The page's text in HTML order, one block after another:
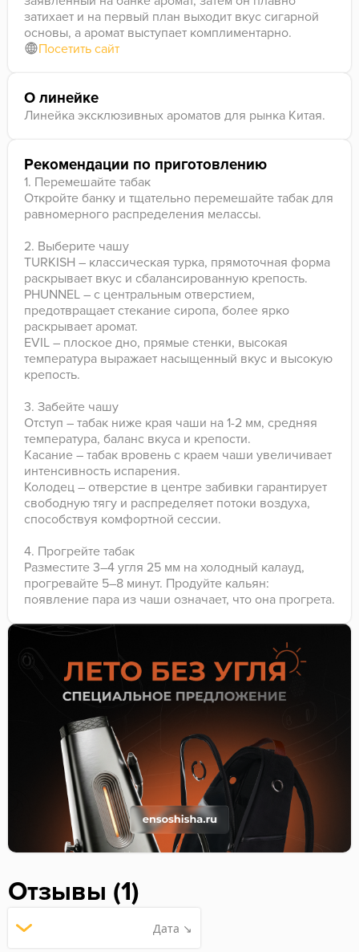
затихает и на первый план выходит вкус сигарной
основы, а аромат выступает комплиментарно.
Посетить сайт
О линейке
Линейка эксклюзивных ароматов для рынка Китая.
Рекомендации по приготовлению
1. Перемешайте табак
Откройте банку и тщательно перемешайте табак для
равномерного распределения мелассы.
2. Выберите чашу
TURKISH – классическая турка, прямоточная форма
раскрывает вкус и сбалансированную крепость.
PHUNNEL – с центральным отверстием,
предотвращает стекание сиропа, более ярко
раскрывает аромат.
EVIL – плоское дно, прямые стенки, высокая
температура выражает насыщенный вкус и высокую
крепость.
3. Забейте чашу
Отступ – табак ниже края чаши на 1-2 мм, средняя
температура, баланс вкуса и крепости.
Касание – табак вровень с краем чаши увеличивает
интенсивность испарения.
Колодец – отверстие в центре забивки гарантирует
свободную тягу и распределяет потоки воздуха,
способствуя комфортной сессии.
4. Прогрейте табак
Разместите 3–4 угля 25 мм на холодный калауд,
прогревайте 5–8 минут. Продуйте кальян:
появление пара из чаши означает, что она прогрета.
Отзывы (1)
Дата ↘